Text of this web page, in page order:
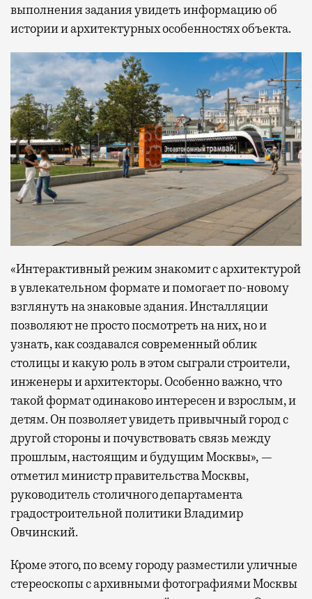
выполнения задания увидеть информацию об
истории и архитектурных особенностях объекта.
«Интерактивный режим знакомит с архитектурой
в увлекательном формате и помогает по-новому
взглянуть на знаковые здания. Инсталляции
позволяют не просто посмотреть на них, но и
узнать, как создавался современный облик
столицы и какую роль в этом сыграли строители,
инженеры и архитекторы. Особенно важно, что
такой формат одинаково интересен и взрослым, и
детям. Он позволяет увидеть привычный город с
другой стороны и почувствовать связь между
прошлым, настоящим и будущим Москвы», —
отметил министр правительства Москвы,
руководитель столичного департамента
градостроительной политики Владимир
Овчинский.
Кроме этого, по всему городу разместили уличные
стереоскопы с архивными фотографиями Москвы